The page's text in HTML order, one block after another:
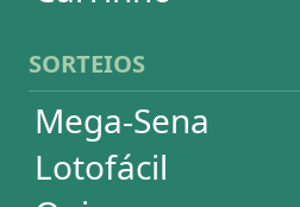
Lotogol
Powerball
Mega Millions
Euromillions